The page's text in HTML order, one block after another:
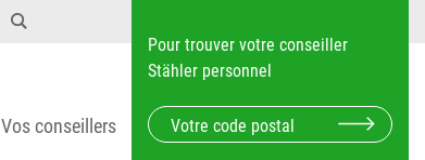
Pour trouver votre conseiller
Stähler personnel
Vos conseillers